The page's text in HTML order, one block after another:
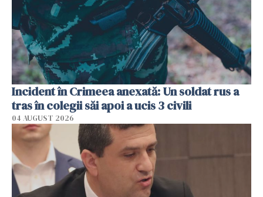
Incident în Crimeea anexată: Un soldat rus a
tras în colegii săi apoi a ucis 3 civili
04 AUGUST 2026